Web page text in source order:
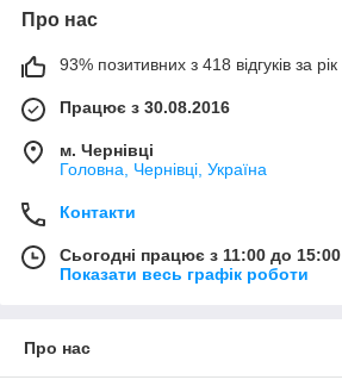
Про нас
93% позитивних з 418 відгуків за рік
Працює з 30.08.2016
м. Чернівці
Головна, Чернівці, Україна
Контакти
Сьогодні працює з 11:00 до 15:00
Показати весь графік роботи
Про нас